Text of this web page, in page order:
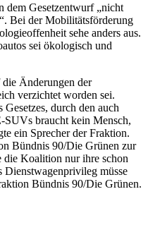
dem Gesetzentwurf „nicht
Bei der Mobilitätsförderung
sehe anders aus.
sei ökologisch und
Änderungen der
verzichtet worden sei.
durch den auch
SUVs braucht kein Mensch,
ein Sprecher der Fraktion.
Bündnis 90/Die Grünen zur
Koalition nur ihre schon
müsse
Bündnis 90/Die Grünen.